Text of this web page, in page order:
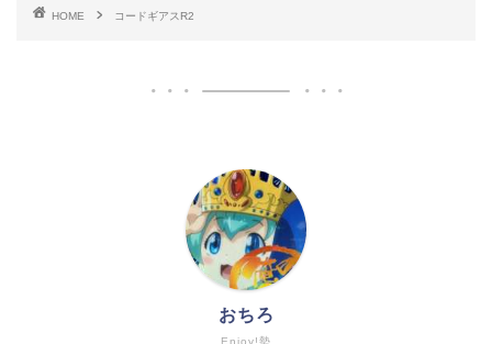
HOME コードギアスR2
Enjoy!勢
おちろ